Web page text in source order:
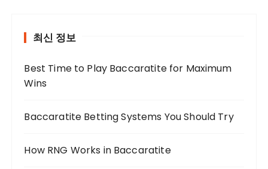
최신 정보
Best Time to Play Baccaratite for Maximum
Wins
Baccaratite Betting Systems You Should Try
How RNG Works in Baccaratite